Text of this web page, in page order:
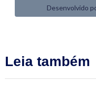
Leia também